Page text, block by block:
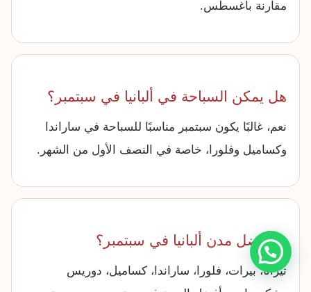
مقارنة بأغسطس.
هل يمكن السباحة في ألبانيا في سبتمبر؟
نعم، غالبًا يكون سبتمبر مناسبًا للسباحة في ساراندا
وكساميل وفلورا، خاصة في النصف الأول من الشهر.
ما أفضل مدن ألبانيا في سبتمبر؟
تيرانا، بيرات، فلورا، ساراندا، كساميل، دوريس